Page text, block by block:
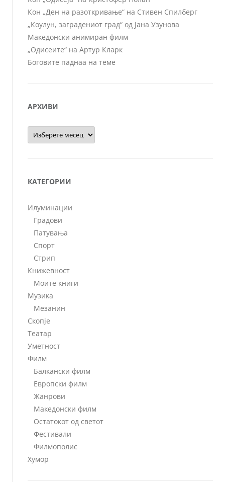
Кон „Ден на разоткривање“ на Стивен Спилберг
„Коулун, заградениот град“ од Јана Узунова
Македонски анимиран филм
„Одисеите“ на Артур Кларк
Боговите паднаа на теме
АРХИВИ
Архиви
КАТЕГОРИИ
Илуминации
Градови
Патувања
Спорт
Стрип
Книжевност
Моите книги
Музика
Мезанин
Скопје
Театар
Уметност
Филм
Балкански филм
Европски филм
Жанрови
Македонски филм
Остатокот од светот
Фестивали
Филмополис
Хумор